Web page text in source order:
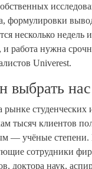
формулировки
несколько недель
работа нужна
Univerest.
выбрать нас
рынке студенческих
тысяч клиентов
— учёные
сотрудники
доктора наук,